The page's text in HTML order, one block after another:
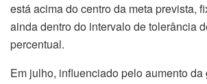
está acima do centro da meta prevista,
ainda dentro do intervalo de tolerância
percentual.
Em julho, influenciado pelo aumento da